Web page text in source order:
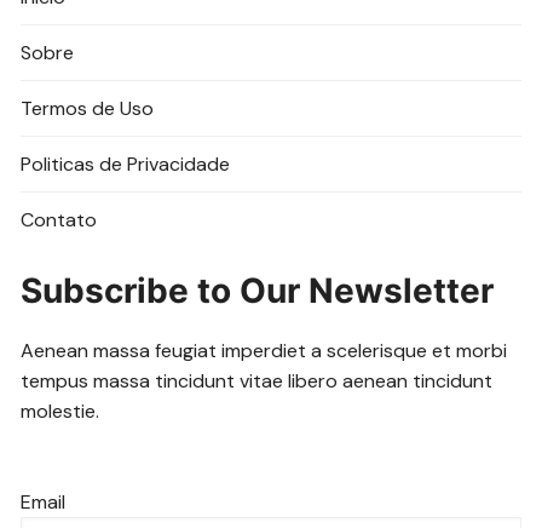
Sobre
Termos de Uso
Politicas de Privacidade
Contato
Subscribe to Our Newsletter
Aenean massa feugiat imperdiet a scelerisque et morbi
tempus massa tincidunt vitae libero aenean tincidunt
molestie.
Email